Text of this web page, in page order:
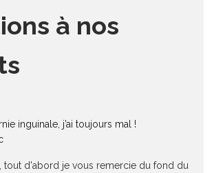
à nos
inguinale, j’ai toujours mal !
tout d'abord je vous remercie du fond du